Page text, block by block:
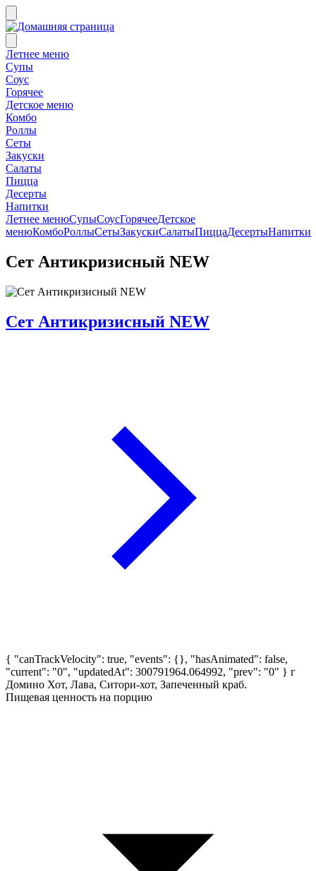
Летнее меню
Супы
Соус
Горячее
Детское меню
Комбо
Роллы
Сеты
Закуски
Салаты
Пицца
Десерты
Напитки
Летнее менюСупыСоусГорячееДетское
менюКомбоРоллыСетыЗакускиСалатыПиццаДесертыНапитки
Сет Антикризисный NEW
Сет Антикризисный NEW
{ "canTrackVelocity": true, "events": {}, "hasAnimated": false,
"current": "0", "updatedAt": 300791964.064992, "prev": "0" } г
Домино Хот, Лава, Ситори-хот, Запеченный краб.
Пищевая ценность на порцию